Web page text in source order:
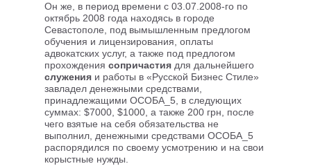
Он же, в период времени с 03.07.2008-го по
октябрь 2008 года находясь в городе
Севастополе, под вымышленным предлогом
обучения и лицензирования, оплаты
адвокатских услуг, а также под предлогом
прохождениясопричастия для дальнейшего
служения и работы в «Русской Бизнес Стиле»
завладел денежными средствами,
принадлежащими ОСОБА_5, в следующих
суммах: $7000, $1000, а также 200 грн, после
чего взятые на себя обязательства не
выполнил, денежными средствами ОСОБА_5
распорядился по своему усмотрению и на свои
корыстные нужды.